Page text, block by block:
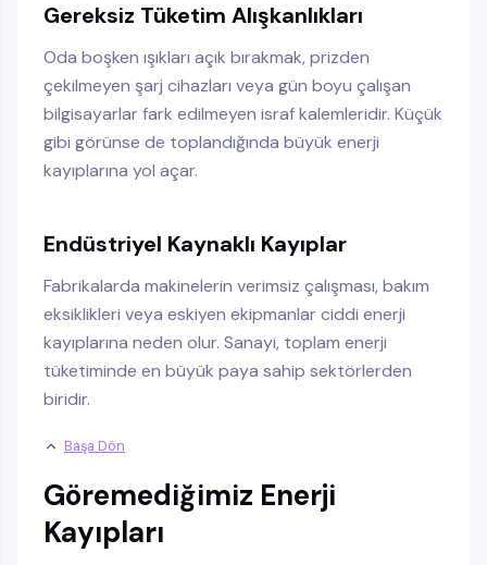
Gereksiz Tüketim Alışkanlıkları
Oda boşken ışıkları açık bırakmak, prizden
çekilmeyen şarj cihazları veya gün boyu çalışan
bilgisayarlar fark edilmeyen israf kalemleridir. Küçük
gibi görünse de toplandığında büyük enerji
kayıplarına yol açar.
Endüstriyel Kaynaklı Kayıplar
Fabrikalarda makinelerin verimsiz çalışması, bakım
eksiklikleri veya eskiyen ekipmanlar ciddi enerji
kayıplarına neden olur. Sanayi, toplam enerji
tüketiminde en büyük paya sahip sektörlerden
biridir.
Başa Dön
Göremediğimiz Enerji
Kayıpları